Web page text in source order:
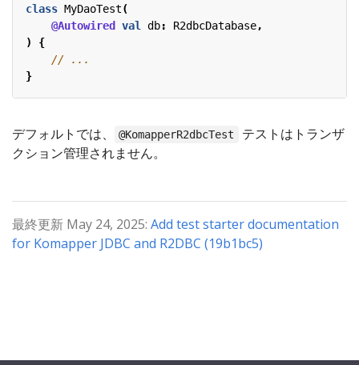
class MyDaoTest(
@Autowired
val db: R2dbcDatabase,
)
{
}
デフォルトでは、 @KomapperR2dbcTest
テストはトランザ
クション管理されません。
最終更新 May 24, 2025: Add test starter documentation
for Komapper JDBC and R2DBC (19b1bc5)